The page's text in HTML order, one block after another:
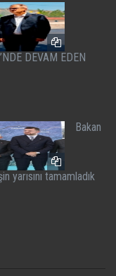
DEVAM EDEN
Bakan
yarısını tamamladık